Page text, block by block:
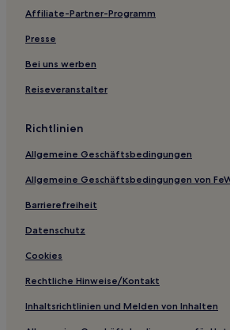
Hotels nahe St Nikolaikirche
Aparthotels in Roberto Beach
Aparthotels in Leopoldstraße
Ferienwohnungen in Oberbayern
Hostels in München
Hotels mit Parkplatz in Riem
Hotels mit Küchenzeile in Bayern
Familien in Bayern
Hotels mit Wellnessbereich in Bayern
Hotels mit Parkplatz in Bayern
Ski in Bayern
Haustierfreundliche in Bayern
Affiliate-Partner-Programm
Presse
Bei uns werben
Reiseveranstalter
Richtlinien
Allgemeine Geschäftsbedingungen
Allgemeine Geschäftsbedingungen von
Barrierefreiheit
Datenschutz
Cookies
Rechtliche Hinweise/Kontakt
Inhaltsrichtlinien und Melden von Inhalten